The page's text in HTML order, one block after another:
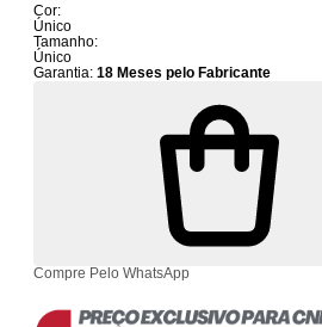
Cor:
Único
Tamanho:
Único
Garantia:18 Meses pelo Fabricante
Compre Pelo WhatsApp